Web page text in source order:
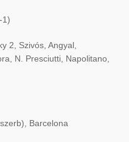
1)
2, Szivós, Angyal,
N. Presciutti, Napolitano,
Barcelona